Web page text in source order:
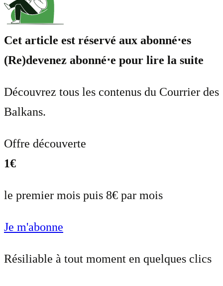
Cet article est réservé aux abonné⋅es
(Re)devenez abonné⋅e pour lire la suite
Découvrez tous les contenus du Courrier des
Balkans.
Offre découverte
1€
le premier mois puis 8€ par mois
Je m'abonne
Résiliable à tout moment en quelques clics